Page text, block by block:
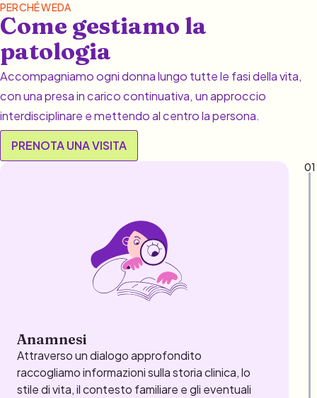
PERCHÉ WEDA
Come gestiamo la
patologia
Accompagniamo ogni donna lungo tutte le fasi della vita,
con una presa in carico continuativa, un approccio
interdisciplinare e mettendo al centro la persona.
PRENOTA UNA VISITA
Anamnesi
Attraverso un dialogo approfondito
raccogliamo informazioni sulla storia clinica, lo
stile di vita, il contesto familiare e gli eventuali
01